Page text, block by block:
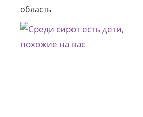
область